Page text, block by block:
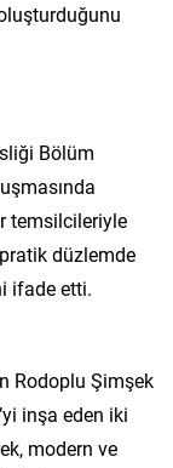
Bölüm
temsilcileriyle
düzlemde
ifade etti.
Rodoplu Şimşek
inşa eden iki
modern ve